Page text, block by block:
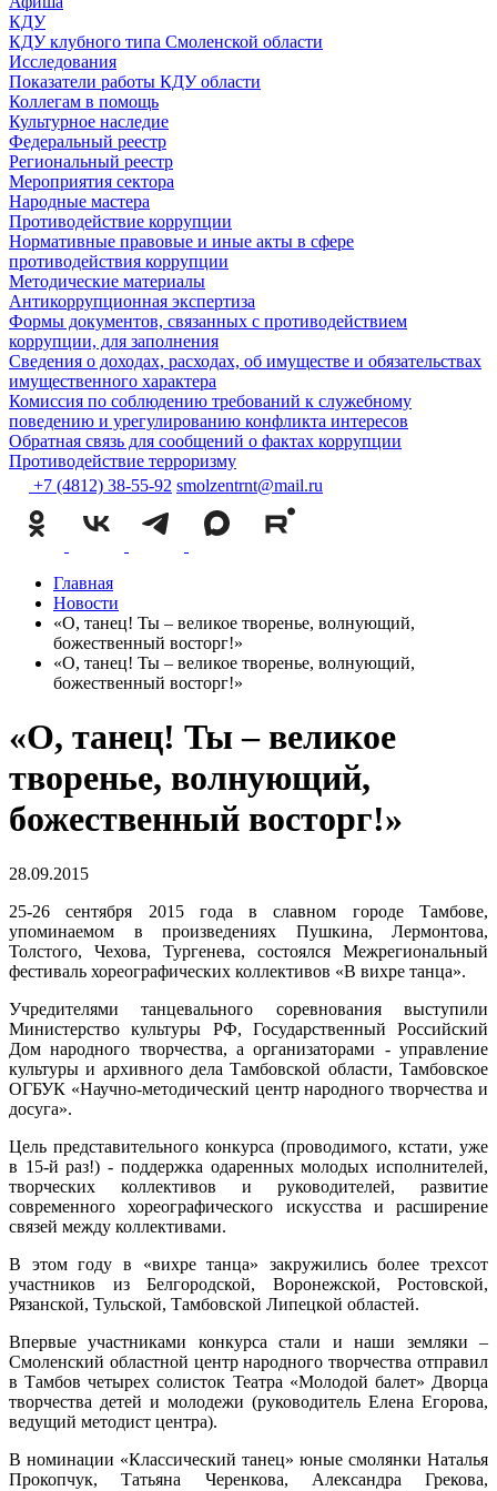
КДУ
КДУ клубного типа Смоленской области
Исследования
Показатели работы КДУ области
Коллегам в помощь
Культурное наследие
Федеральный реестр
Региональный реестр
Мероприятия сектора
Народные мастера
Противодействие коррупции
Нормативные правовые и иные акты в сфере
противодействия коррупции
Методические материалы
Антикоррупционная экспертиза
Формы документов, связанных с противодействием
коррупции, для заполнения
Сведения о доходах, расходах, об имуществе и обязательствах
имущественного характера
Комиссия по соблюдению требований к служебному
поведению и урегулированию конфликта интересов
Обратная связь для сообщений о фактах коррупции
Противодействие терроризму
+7 (4812) 38-55-92 smolzentrnt@mail.ru
Главная
Новости
«О, танец! Ты – великое творенье, волнующий,
божественный восторг!»
«О, танец! Ты – великое творенье, волнующий,
божественный восторг!»
«О, танец! Ты – великое
творенье, волнующий,
божественный восторг!»
28.09.2015
25-26 сентября 2015 года в славном городе Тамбове,
упоминаемом в произведениях Пушкина, Лермонтова,
Толстого, Чехова, Тургенева, состоялся Межрегиональный
фестиваль хореографических коллективов «В вихре танца».
Учредителями танцевального соревнования выступили
Министерство культуры РФ, Государственный Российский
Дом народного творчества, а организаторами - управление
культуры и архивного дела Тамбовской области, Тамбовское
ОГБУК «Научно-методический центр народного творчества и
досуга».
Цель представительного конкурса (проводимого, кстати, уже
в 15-й раз!) - поддержка одаренных молодых исполнителей,
творческих коллективов и руководителей, развитие
современного хореографического искусства и расширение
связей между коллективами.
В этом году в «вихре танца» закружились более трехсот
участников из Белгородской, Воронежской, Ростовской,
Рязанской, Тульской, Тамбовской Липецкой областей.
Впервые участниками конкурса стали и наши земляки –
Смоленский областной центр народного творчества отправил
в Тамбов четырех солисток Театра «Молодой балет» Дворца
творчества детей и молодежи (руководитель Елена Егорова,
ведущий методист центра).
В номинации «Классический танец» юные смолянки Наталья
Прокопчук, Татьяна Черенкова, Александра Грекова,